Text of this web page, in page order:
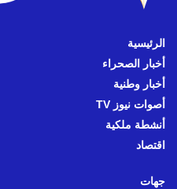
الرئيسية
أخبار الصحراء
أخبار وطنية
أصوات نيوز TV
أنشطة ملكية
اقتصاد
جهات